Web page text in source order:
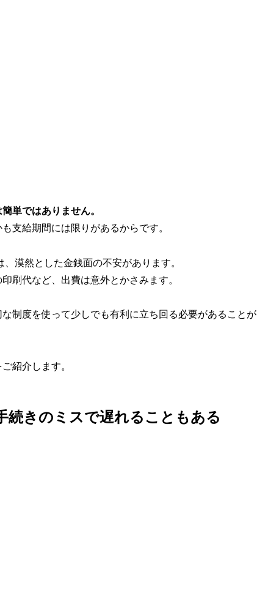
単ではありません。
支給期間には限りがあるからです。
、漠然とした金銭面の不安があります。
刷代など、出費は意外とかさみます。
制度を使って少しでも有利に立ち回る必要があることが
紹介します。
続きのミスで遅れることもある